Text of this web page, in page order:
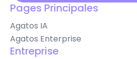
Pages Principales
Agatos IA
Agatos Enterprise
Entreprise